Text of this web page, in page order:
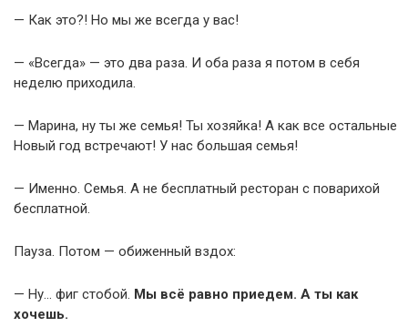
— Как это?! Но мы же всегда у вас!
— «Всегда» — это два раза. И оба раза я потом в себя
неделю приходила.
— Марина, ну ты же семья! Ты хозяйка! А как все остальные
Новый год встречают! У нас большая семья!
— Именно. Семья. А не бесплатный ресторан с поварихой
бесплатной.
Пауза. Потом — обиженный вздох:
— Ну… фиг стобой. Мы всё равно приедем. А ты как
хочешь.